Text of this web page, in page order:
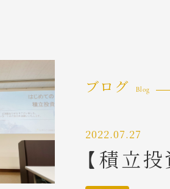
ブログ Blog
2022.07.27
【積立